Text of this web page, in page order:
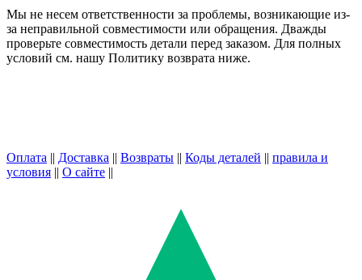
Мы не несем ответственности за проблемы, возникающие из-
за неправильной совместимости или обращения. Дважды
проверьте совместимость детали перед заказом. Для полных
условий см. нашу Политику возврата ниже.
Оплата || Доставка || Возвраты || Коды деталей || правила и
условия || О сайте ||